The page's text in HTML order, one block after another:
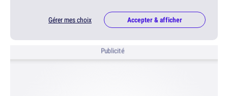
Gérer mes choix Accepter & afficher
Publicité